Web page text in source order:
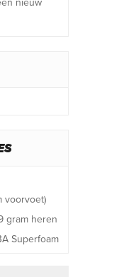
voorvoet)
gram heren
Superfoam